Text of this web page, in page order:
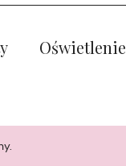
Oświetlenie